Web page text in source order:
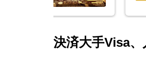
決済大手Visa